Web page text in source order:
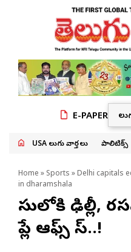
E-PAPER
USA తెలుగు వార్తలు పాలిటిక్స్
Home » Sports » Delhi capitals
in dharamshala
రేసులోకి ఢిల్లీ,
ప్లే ఆఫ్స్ రేస్..!